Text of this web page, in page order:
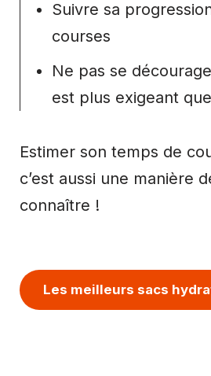
Suivre sa
courses
Ne pas se
est plus exigeant
Estimer son temps de
c’est aussi une manière
connaître !
Les meilleurs sacs